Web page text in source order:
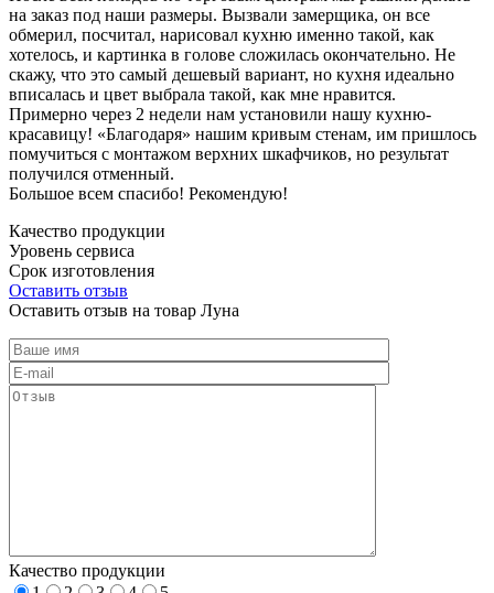
на заказ под наши размеры. Вызвали замерщика, он все
обмерил, посчитал, нарисовал кухню именно такой, как
хотелось, и картинка в голове сложилась окончательно. Не
скажу, что это самый дешевый вариант, но кухня идеально
вписалась и цвет выбрала такой, как мне нравится.
Примерно через 2 недели нам установили нашу кухню-
красавицу! «Благодаря» нашим кривым стенам, им пришлось
помучиться с монтажом верхних шкафчиков, но результат
получился отменный.
Большое всем спасибо! Рекомендую!
Качество продукции
Уровень сервиса
Срок изготовления
Оставить отзыв
Оставить отзыв на товар Луна
Качество продукции